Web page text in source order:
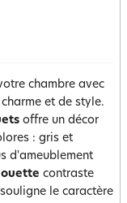
chambre avec
et de style.
offre un décor
: gris et
d'ameublement
contraste
le caractère